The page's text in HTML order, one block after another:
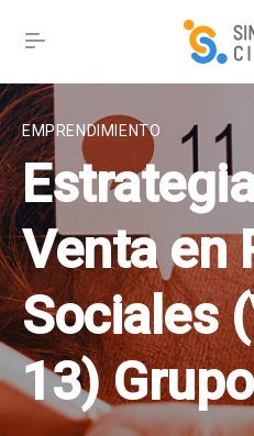
EMPRENDIMIENTO
Venta en
Sociales
13)